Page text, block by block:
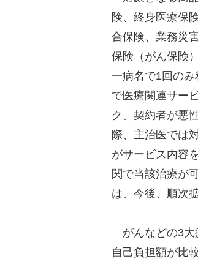
険、終身医療保
合保険、業務災
保険（がん保険
一病名で1回の
で医療関連サー
ク。契約者が悪
際、主治医では
がサービス内容
関で当該治療が
は、今後、順次
がんなどの3大
自己負担額が比